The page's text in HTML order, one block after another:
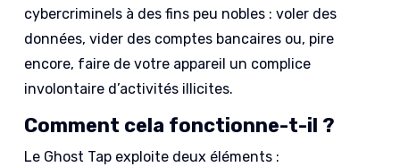
cybercriminels à des fins peu nobles : voler des
données, vider des comptes bancaires ou, pire
encore, faire de votre appareil un complice
involontaire d’activités illicites.
Comment cela fonctionne-t-il ?
Le Ghost Tap exploite deux éléments :